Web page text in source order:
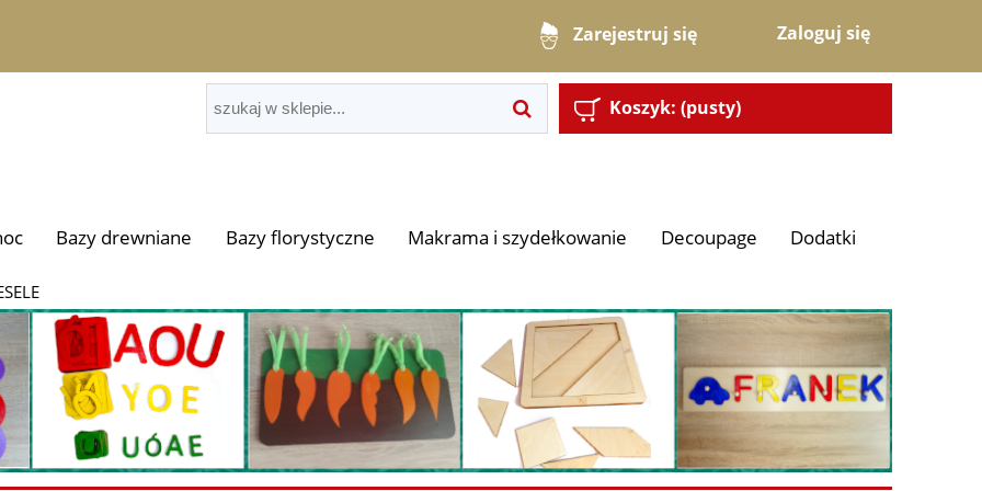
Zarejestruj się Zaloguj się
Koszyk: (pusty)
Bazy drewniane Bazy florystyczne Makrama i szydełkowanie Decoupage Dodatki